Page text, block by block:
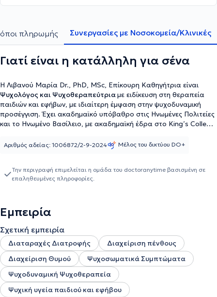
πληρωμής Συνεργασίες με Νοσοκομεία/Κλινικές
Γιατί είναι η κατάλληλη για σένα
Η Λιβανού Μαρία Dr., PhD, MSc, Επίκουρη Καθηγήτρια είναι
Ψυχολόγος και Ψυχοθεραπεύτριαμε ειδίκευση στη θεραπεία
παιδιών και εφήβων, με ιδιαίτερη έμφαση στην ψυχοδυναμική
προσέγγιση. Έχει ακαδημαϊκό υπόβαθρο στις Ηνωμένες Πολιτείες
και το Ηνωμένο Βασίλειο, με ακαδημαϊκή έδρα στο King’s College
παιδιών και εφήβων. Η θεραπευτική της προσέγγιση βασίζεται
Παράλληλα, παραμένει εξατομικευμένη και ολιστική, ώστε να
ανταποκρίνεται στις ανάγκες κάθε παιδιού, εφήβου, ενήλικου και
παιδιού – καθώς και υποστήριξη της οικογένειας στην πρώιμη
γονεϊκότητα. Επιπλέον, συζητούνται ζητήματα σχετικά με την
πρώιμη ανάπτυξη του παιδιού και τη σχέση γονέα–βρέφους. Δίνει
έμφαση στην αντιμετώπιση δυσκολιών στην επικοινωνία, την
ενίσχυση της ψυχικής ευεξίας, την καλλιέργεια αυτοπεποίθησης
και τη βελτίωση των κοινωνικών σχέσεων Εργάζεται με ένα ευρύ
φάσμα θεμάτων που αφορούν την παιδική και εφηβική ηλικία,
όπως το άγχος/αγχώδεις διαταραχές (γενικευμένο άγχος, κρίσεις
πανικού), οι φοβίες/άγχος αποχωρισμού, προσκόλλησης, η
Αριθμός αδείας: 1006872/2-9-2024 Μέλος του δικτύου DO+
Την περιγραφή επιμελείται η ομάδα του doctoranytime βασισμένη σε
επαληθευμένες πληροφορίες.
Εμπειρία
Σχετική εμπειρία
Διαταραχές Διατροφής
Διαχείριση πένθους
Διαχείριση Θυμού
Ψυχοσωματικά Συμπτώματα
Ψυχοδυναμική Ψυχοθεραπεία
Ψυχική υγεία παιδιού και εφήβου